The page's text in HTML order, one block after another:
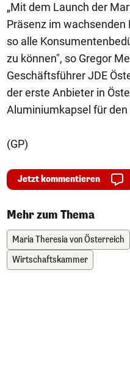
„Mit dem Launch der
Präsenz im
so alle
zu können", so Gregor
Geschäftsführer JDE
der erste Anbieter in
Aluminiumkapsel für
(GP)
Jetzt kommentieren
Mehr zum Thema
Maria Theresia von Österreich
Wirtschaftskammer